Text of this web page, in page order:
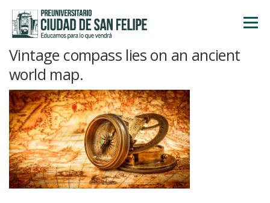
contenido
Menú
INICIO
TALLERES ACTIVIDADES INSCRIPCIONES
Vintage compass lies on an ancient
world map.